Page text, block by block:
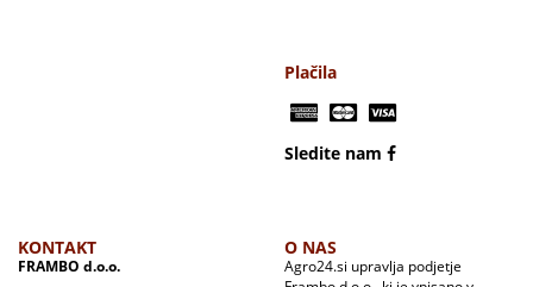
Plačila
Sledite nam
KONTAKT
FRAMBO d.o.o.
O NAS
Agro24.si upravlja podjetje